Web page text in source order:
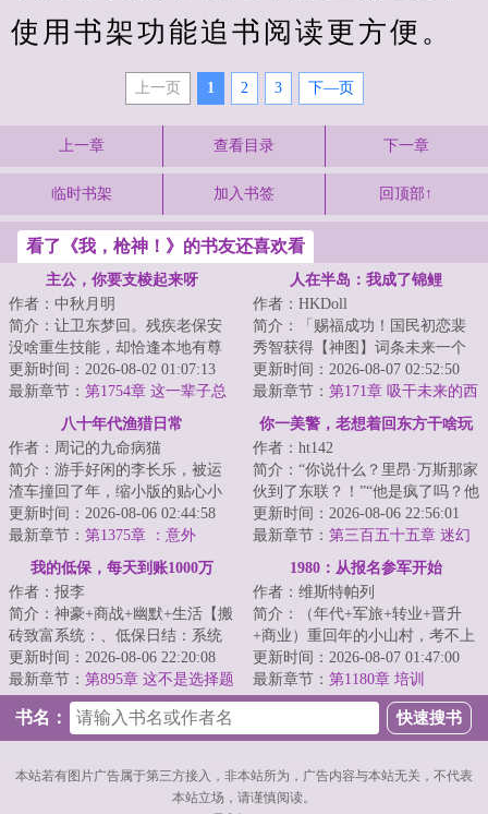
使用书架功能追书阅读更方便。
上一页 1 2 3 下—页
上一章 查看目录 下一章
临时书架 加入书签 回顶部↑
看了《我，枪神！》的书友还喜欢看
主公，你要支棱起来呀
作者：中秋月明
简介：让卫东梦回。残疾老保安
没啥重生技能，却恰逢本地有尊
通天彻地的超级大神，当然要鞍
前马后，悉心跟...
更新时间：2026-08-02 01:07:13
最新章节： 第1754章 这一辈子总
要为什么拼命
人在半岛：我成了锦鲤
作者：HKDoll
简介：「赐福成功！国民初恋裴
秀智获得【神图】词条未来一个
月镜头表现力max，直拍神图出圈
概率暴涨！」...
更新时间：2026-08-07 02:52:50
最新章节： 第171章 吸干未来的西
蒙斯门徒计划
八十年代渔猎日常
作者：周记的九命病猫
简介：游手好闲的李长乐，被运
渣车撞回了年，缩小版的贴心小
儿子，爱操心的大儿子，心冷了
的老婆。但他已...
更新时间：2026-08-06 02:44:58
最新章节： 第1375章 ：意外
你一美警，老想着回东方干啥玩
作者：ht142
简介：“你说什么？里昂·万斯那家
伙到了东联？！”“他是疯了吗？他
在西雅图是精英、是英雄、是年
薪十万...
更新时间：2026-08-06 22:56:01
最新章节： 第三百五十五章 迷幻
猫外围的侦察哨？
我的低保，每天到账1000万
作者：报李
简介：神豪+商战+幽默+生活【搬
砖致富系统：、低保日结：系统
按日给予低保补贴，补贴金额=宿
主岗位底薪X...
更新时间：2026-08-06 22:20:08
最新章节： 第895章 这不是选择题
1980：从报名参军开始
作者：维斯特帕列
简介：（年代+军旅+转业+晋升
+商业）重回年的小山村，考不上
大学，做不了生意，想要跳出农
门，似乎只有报...
更新时间：2026-08-07 01:47:00
最新章节： 第1180章 培训
书名：
本站若有图片广告属于第三方接入，非本站所为，广告内容与本站无关，不代表
本站立场，请谨慎阅读。